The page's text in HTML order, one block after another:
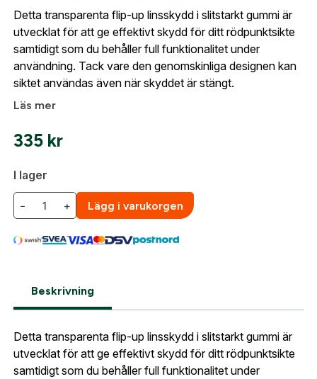
Mitt konto
Kontakta oss
Detta transparenta flip-up linsskydd i slitstarkt gummi är
utvecklat för att ge effektivt skydd för ditt rödpunktsikte
samtidigt som du behåller full funktionalitet under
användning. Tack vare den genomskinliga designen kan
siktet användas även när skyddet är stängt.
Läs mer
335 kr
I lager
− + Lägg i varukorgen
Beskrivning
Detta transparenta flip-up linsskydd i slitstarkt gummi är
utvecklat för att ge effektivt skydd för ditt rödpunktsikte
samtidigt som du behåller full funktionalitet under
Logga in
Logga in för att handla med dina avtalspriser, smidig
automatiskt enligt dina inställningar.
E-postadress:*
Glömt lösenord?
skapat. I vår FAQ hittar du svar på de vanligaste
frågorna gällande Mitt konto.
Företag- eller Föreningsnamn:*
Gatuadress:*
Ort:*
Fyll i din e-post adress nedan så kontaktar vi dig
så fort den här produkten är tillbaka i vårt
fram